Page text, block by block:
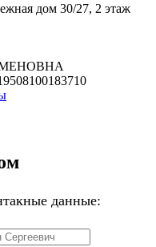
дом 30/27, 2 этаж
данные: